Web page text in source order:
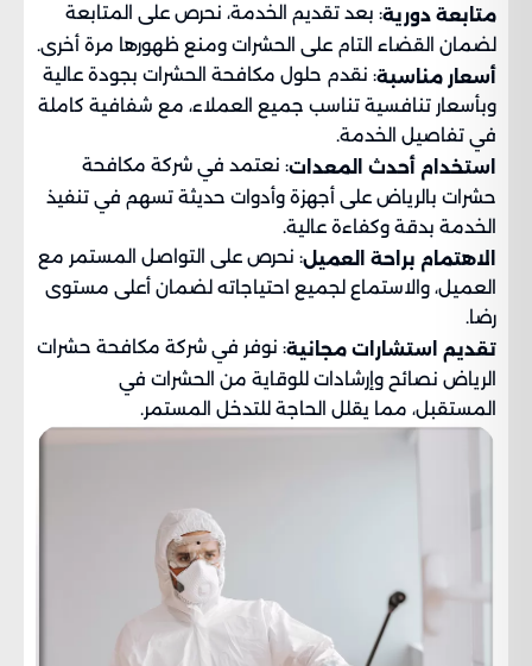
متابعة دورية: بعد تقديم الخدمة، نحرص على المتابعة
لضمان القضاء التام على الحشرات ومنع ظهورها مرة أخرى.
أسعار مناسبة: نقدم حلول مكافحة الحشرات بجودة عالية
وبأسعار تنافسية تناسب جميع العملاء، مع شفافية كاملة
في تفاصيل الخدمة.
استخدام أحدث المعدات: نعتمد في شركة مكافحة
حشرات بالرياض على أجهزة وأدوات حديثة تسهم في تنفيذ
الخدمة بدقة وكفاءة عالية.
الاهتمام براحة العميل: نحرص على التواصل المستمر مع
العميل، والاستماع لجميع احتياجاته لضمان أعلى مستوى
رضا.
تقديم استشارات مجانية: نوفر في شركة مكافحة حشرات
الرياض نصائح وإرشادات للوقاية من الحشرات في
المستقبل، مما يقلل الحاجة للتدخل المستمر.